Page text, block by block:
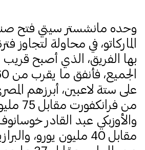
وحده مانشستر سيتي فتح
الماركاتو، في محاولة لتجاوز
بها الفريق، الذي أصبح قريب
على ستة لاعبين، أبرزهم
من
والأوزبكي عبد القادر
مقابل 40 مليون يورو،